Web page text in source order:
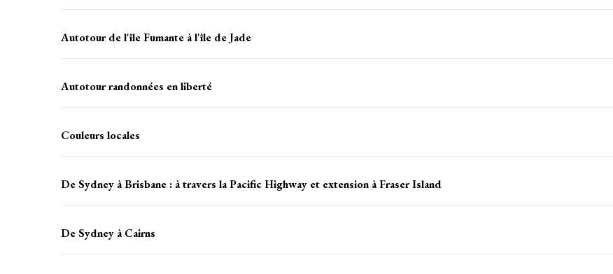
Autotour de l'île Fumante à l'île de Jade
Autotour randonnées en liberté
Couleurs locales
De Sydney à Brisbane : à travers la Pacific Highway et extension à Fraser Island
De Sydney à Cairns